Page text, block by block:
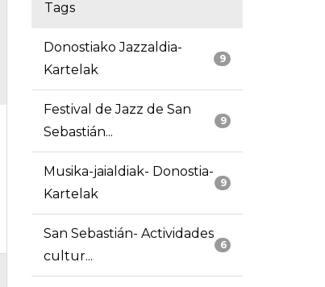
Tags
9
Donostiako Jazzaldia-
Kartelak
9
Festival de Jazz de San
Sebastián...
9
Musika-jaialdiak- Donostia-
Kartelak
6
San Sebastián- Actividades
cultur...